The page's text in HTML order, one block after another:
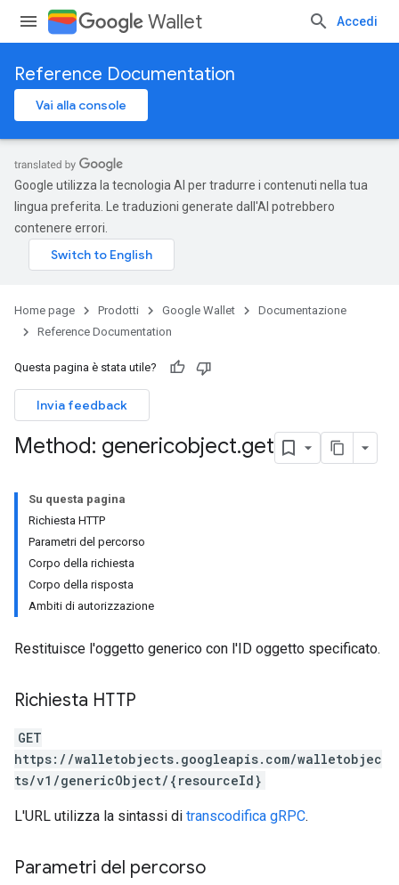
Wallet Accedi
Reference Documentation
Vai alla console
Google utilizza la tecnologia AI per tradurre i contenuti nella tua
lingua preferita. Le traduzioni generate dall'AI potrebbero
contenere errori.
Home page Prodotti Google Wallet
Documentazione
Reference Documentation
Questa pagina è stata utile?
Invia feedback
Method: genericobject.get
Su questa pagina
Richiesta HTTP
Parametri del percorso
Corpo della richiesta
Corpo della risposta
Ambiti di autorizzazione
Restituisce l'oggetto generico con l'ID oggetto specificato.
Richiesta HTTP
GET
https://walletobjects.googleapis.com/walletobjec
ts/v1/genericObject/{resourceId}
L'URL utilizza la sintassi di transcodifica gRPC.
Parametri del percorso